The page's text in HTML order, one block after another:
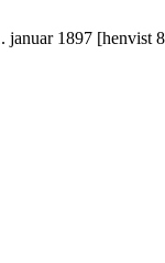
1897